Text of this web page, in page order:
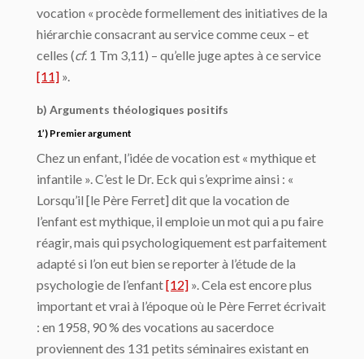
vocation « procède formellement des initiatives de la
hiérarchie consacrant au service comme ceux – et
celles (cf. 1 Tm 3,11) – qu’elle juge aptes à ce service
[11] ».
b) Arguments théologiques positifs
1’) Premier argument
Chez un enfant, l’idée de vocation est « mythique et
infantile ». C’est le Dr. Eck qui s’exprime ainsi : «
Lorsqu’il [le Père Ferret] dit que la vocation de
l’enfant est mythique, il emploie un mot qui a pu faire
réagir, mais qui psychologiquement est parfaitement
adapté si l’on eut bien se reporter à l’étude de la
psychologie de l’enfant[12] ». Cela est encore plus
important et vrai à l’époque où le Père Ferret écrivait
: en 1958, 90 % des vocations au sacerdoce
proviennent des 131 petits séminaires existant en